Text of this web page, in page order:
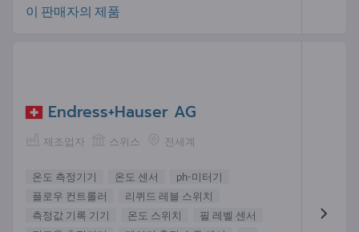
이 판매자의 제품
Endress+Hauser AG
제조업자 스위스 전세계
온도 측정기기 온도 센서
ph-미터기
플로우 컨트롤러
리퀴드 레블 스위치
측정값 기록 기기
온도 스위치
필 레벨 센서